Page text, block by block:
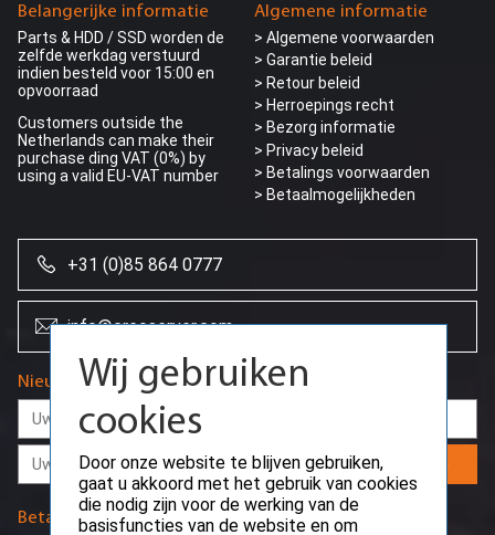
Belangerijke informatie
Parts & HDD / SSD worden de
zelfde werkdag verstuurd
indien besteld voor 15:00 en
opvoorraad
Customers outside the
Netherlands can make their
purchase ding VAT (0%) by
using a valid EU-VAT number
Algemene informatie
> Algemene voorwaarden
> Garantie beleid
> Retour beleid
> Herroepings recht
> Bezorg informatie
> Privacy beleid
> Betalings voorwaarden
> Betaalmogelijkheden
+31 (0)85 864 0777
info@creoserver.com
Nieuwsbrief
Aanmelden
Betaalmethodes
Wij gebruiken
cookies
Door onze website te blijven gebruiken,
gaat u akkoord met het gebruik van cookies
die nodig zijn voor de werking van de
basisfuncties van de website en om
gebruikersvoorkeuren op te slaan.
Ok